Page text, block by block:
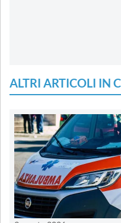
ALTRI ARTICOLI IN